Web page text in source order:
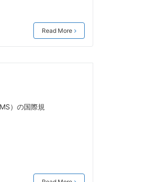
Read More
）の国際規